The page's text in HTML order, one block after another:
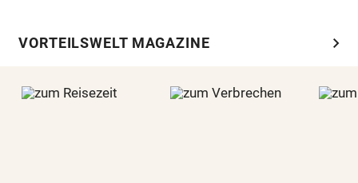
VORTEILSWELT MAGAZINE chevron_right